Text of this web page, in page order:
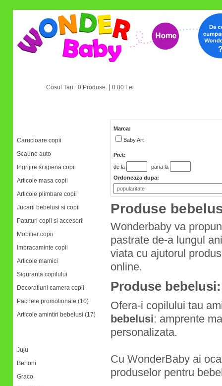
Cosul Tau 0 Produse | 0.00 Lei
Carucioare copii
Scaune auto
Ingrijire si igiena copii
Articole masa copii
Articole plimbare copii
Jucarii bebelusi si copii
Patuturi copii si accesorii
Mobilier copii
Imbracaminte copii
Articole mamici
Siguranta copilului
Decoratiuni camera copii
Pachete promotionale (10)
Articole amintiri bebelusi (17)
Juju
Bertoni
Graco
Marca:
Baby Art
Pret:
de la
pana la
Ordoneaza dupa:
Produse
Wonderbaby va
pastrate de-a lungul
viata cu ajutorul
online.
Produse bebelusi
Ofera-i copilului tau
bebelusi: amprente
personalizata.
Cu WonderBaby ai
produselor pentru